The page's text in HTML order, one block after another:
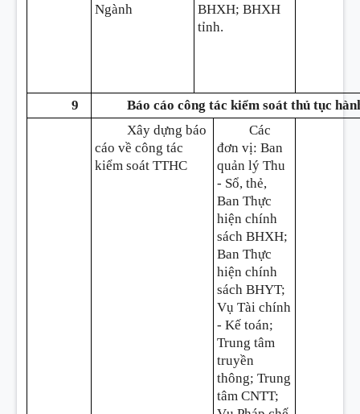
Ngành
BHXH; BHXH
tỉnh.
9
Báo cáo công tác kiểm soát thủ tục
Xây dựng báo
cáo về công tác
kiểm soát TTHC
Các
đơn vị: Ban
quản lý Thu
- Sổ, thẻ,
Ban Thực
hiện chính
sách BHXH;
Ban Thực
hiện chính
sách BHYT;
Vụ Tài chính
- Kế toán;
Trung tâm
truyền
thông; Trung
tâm CNTT;